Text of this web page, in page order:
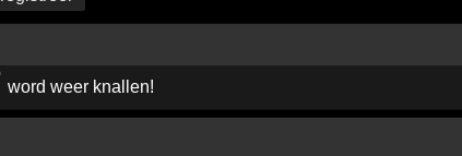
word weer knallen!